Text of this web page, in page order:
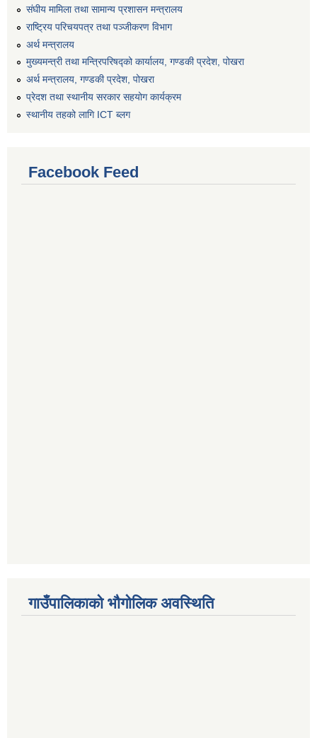
संघीय मामिला तथा सामान्य प्रशासन मन्त्रालय
राष्ट्रिय परिचयपत्र तथा पञ्जीकरण विभाग
अर्थ मन्त्रालय
मुख्यमन्त्री तथा मन्त्रिपरिषद्को कार्यालय, गण्डकी प्रदेश, पोखरा
अर्थ मन्त्रालय, गण्डकी प्रदेश, पोखरा
प्रेदश तथा स्थानीय सरकार सहयोग कार्यक्रम
स्थानीय तहको लागि ICT ब्लग
Facebook Feed
गाउँपालिकाको भौगोलिक अवस्थिति